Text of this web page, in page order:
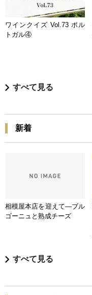
ワインクイズ Vol.73 ポル
トガル④
すべて見る
新着
相模屋本店を迎えて―ブル
ゴーニュと熟成チーズ
すべて見る